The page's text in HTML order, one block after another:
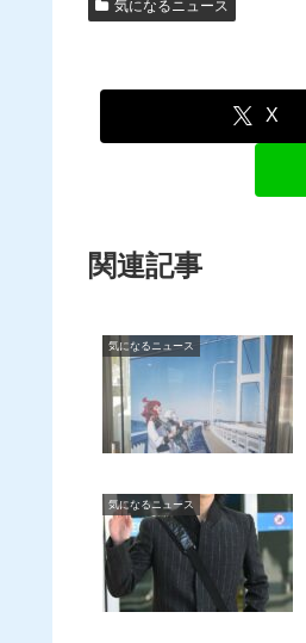
気になるニュース
X
関連記事
気になるニュース
気になるニュース